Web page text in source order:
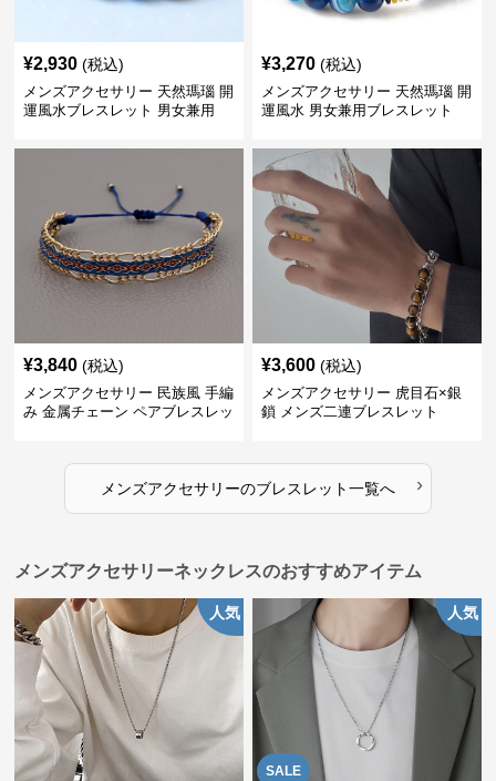
¥2,930 (税込)
メンズアクセサリー 天然瑪瑙 開
運風水ブレスレット 男女兼用
¥3,270 (税込)
メンズアクセサリー 天然瑪瑙 開
運風水 男女兼用ブレスレット
¥3,840 (税込)
メンズアクセサリー 民族風 手編
み 金属チェーン ペアブレスレッ
¥3,600 (税込)
メンズアクセサリー 虎目石×銀
鎖 メンズ二連ブレスレット
メンズアクセサリーのブレスレット一覧へ ›
メンズアクセサリーネックレスのおすすめアイテム
人気
SALE
人気